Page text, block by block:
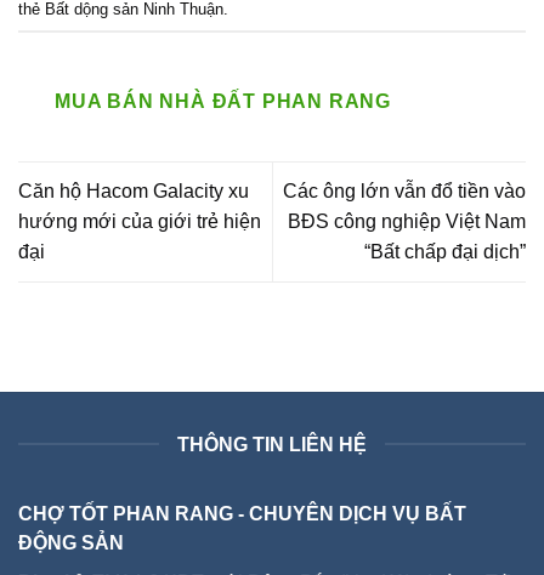
thẻ Bất dộng sản Ninh Thuận
MUA BÁN NHÀ ĐẤT PHAN RANG
Căn hộ Hacom Galacity xu
hướng mới của giới trẻ hiện
đại
Các ông lớn vẫn đổ tiền vào
BĐS công nghiệp Việt Nam
“Bất chấp đại dịch”
THÔNG TIN LIÊN HỆ
CHỢ TỐT PHAN RANG - CHUYÊN DỊCH VỤ BẤT
ĐỘNG SẢN